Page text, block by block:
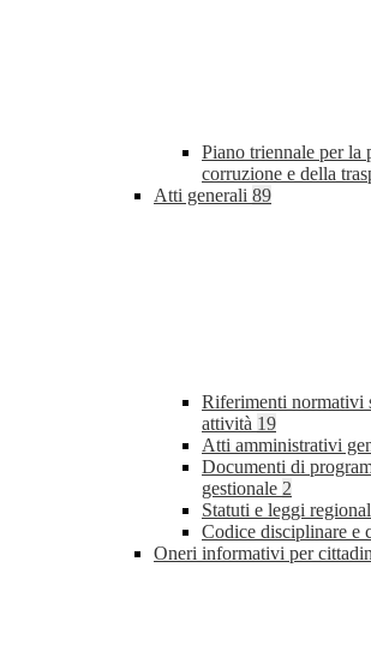
Piano triennale per la
corruzione e della
Atti generali 89
Riferimenti normativi
attività 19
Atti amministrativi
Documenti di
gestionale 2
Statuti e leggi
Codice disciplinare e
Oneri informativi per